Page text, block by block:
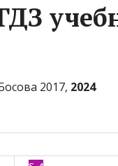
2017, 2024